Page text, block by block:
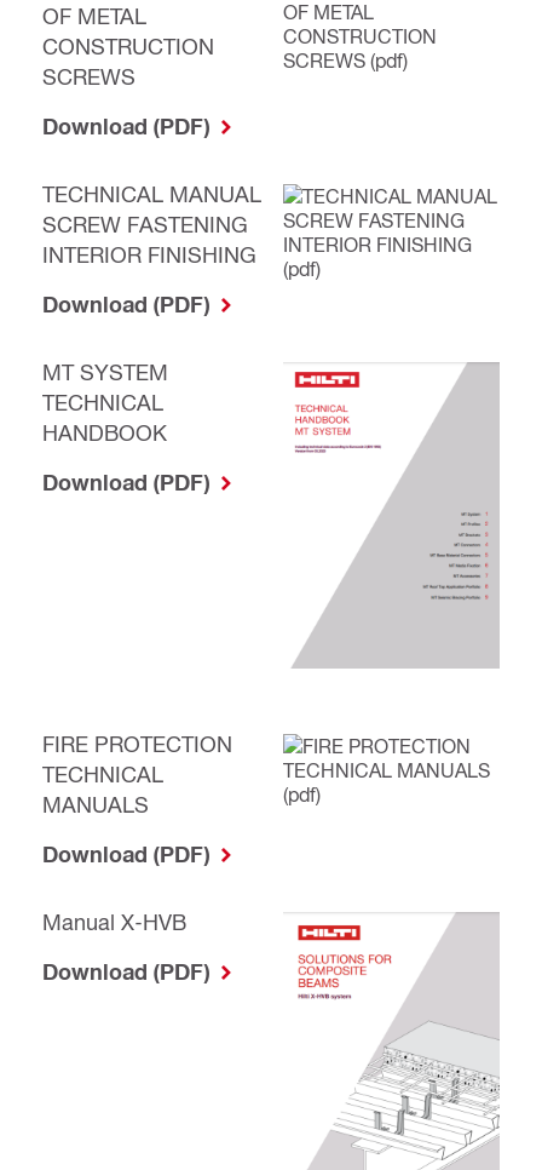
OF METAL
CONSTRUCTION
SCREWS
Download (PDF)
TECHNICAL MANUAL
SCREW FASTENING
INTERIOR FINISHING
Download (PDF)
MT SYSTEM
TECHNICAL
HANDBOOK
Download (PDF)
FIRE PROTECTION
TECHNICAL
MANUALS
Download (PDF)
Manual X-HVB
Download (PDF)